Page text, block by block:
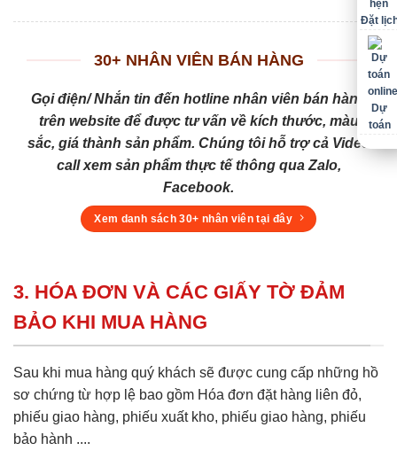
30+ NHÂN VIÊN BÁN HÀNG
Gọi điện/ Nhắn tin đến hotline nhân viên bán hàng
trên website để được tư vấn về kích thước, màu
sắc, giá thành sản phẩm. Chúng tôi hỗ trợ cả Video
call xem sản phẩm thực tế thông qua Zalo,
Facebook.
Xem danh sách 30+ nhân viên tại đây
3. HÓA ĐƠN VÀ CÁC GIẤY TỜ ĐẢM
BẢO KHI MUA HÀNG
Sau khi mua hàng quý khách sẽ được cung cấp những hồ
sơ chứng từ hợp lệ bao gồm Hóa đơn đặt hàng liên đỏ,
phiếu giao hàng, phiếu xuất kho, phiếu giao hàng, phiếu
bảo hành ....
Đặt
Dự
toán